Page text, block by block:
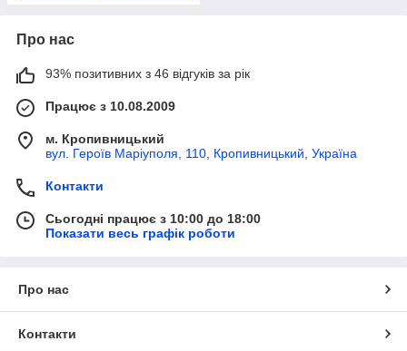
Про нас
93% позитивних з 46 відгуків за рік
Працює з 10.08.2009
м. Кропивницький
вул. Героїв Маріуполя, 110, Кропивницький, Україна
Контакти
Сьогодні працює з 10:00 до 18:00
Показати весь графік роботи
Про нас
Контакти